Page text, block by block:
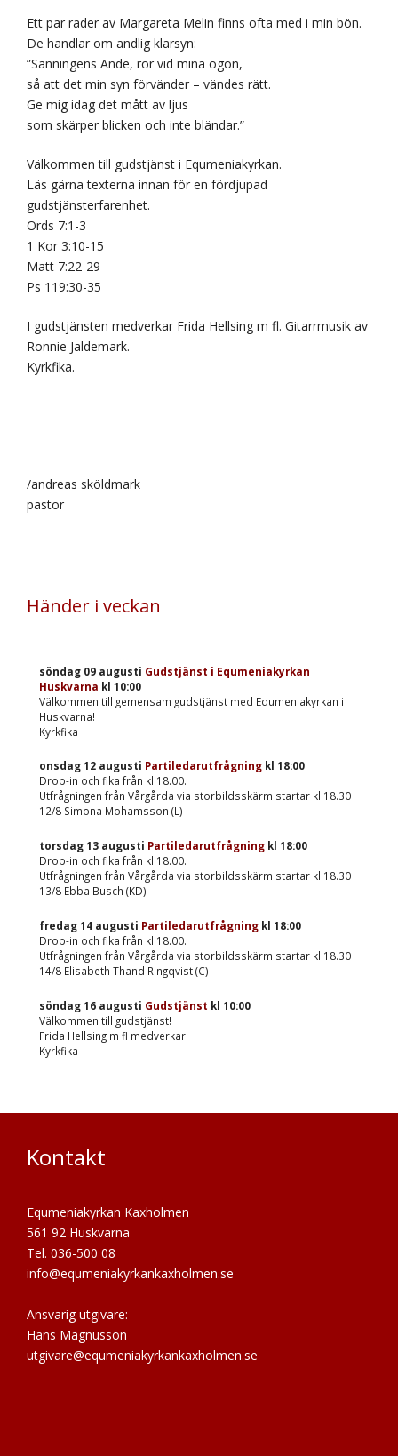
Ett par rader av Margareta Melin finns ofta med i min bön.
De handlar om andlig klarsyn:
”Sanningens Ande, rör vid mina ögon,
så att det min syn förvänder – vändes rätt.
Ge mig idag det mått av ljus
som skärper blicken och inte bländar.”
Välkommen till gudstjänst i Equmeniakyrkan.
Läs gärna texterna innan för en fördjupad
gudstjänsterfarenhet.
Ords 7:1-3
1 Kor 3:10-15
Matt 7:22-29
Ps 119:30-35
I gudstjänsten medverkar Frida Hellsing m fl. Gitarrmusik av
Ronnie Jaldemark.
Kyrkfika.
/andreas sköldmark
pastor
Händer i veckan
söndag 09 augusti Gudstjänst i Equmeniakyrkan
Huskvarna kl 10:00
Välkommen till gemensam gudstjänst med Equmeniakyrkan i
Huskvarna!
Kyrkfika
onsdag 12 augusti Partiledarutfrågning kl 18:00
Drop-in och fika från kl 18.00.
Utfrågningen från Vårgårda via storbildsskärm startar kl 18.30
12/8 Simona Mohamsson (L)
torsdag 13 augusti Partiledarutfrågning kl 18:00
Drop-in och fika från kl 18.00.
Utfrågningen från Vårgårda via storbildsskärm startar kl 18.30
13/8 Ebba Busch (KD)
fredag 14 augusti Partiledarutfrågning kl 18:00
Drop-in och fika från kl 18.00.
Utfrågningen från Vårgårda via storbildsskärm startar kl 18.30
14/8 Elisabeth Thand Ringqvist (C)
söndag 16 augusti Gudstjänst kl 10:00
Välkommen till gudstjänst!
Frida Hellsing m fl medverkar.
Kyrkfika
Kontakt
Equmeniakyrkan Kaxholmen
561 92 Huskvarna
Tel. 036-500 08
info@equmeniakyrkankaxholmen.se
Ansvarig utgivare:
Hans Magnusson
utgivare@equmeniakyrkankaxholmen.se